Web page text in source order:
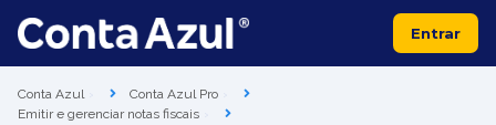
Entrar
Conta Azul
Conta Azul Pro
Emitir e gerenciar notas fiscais